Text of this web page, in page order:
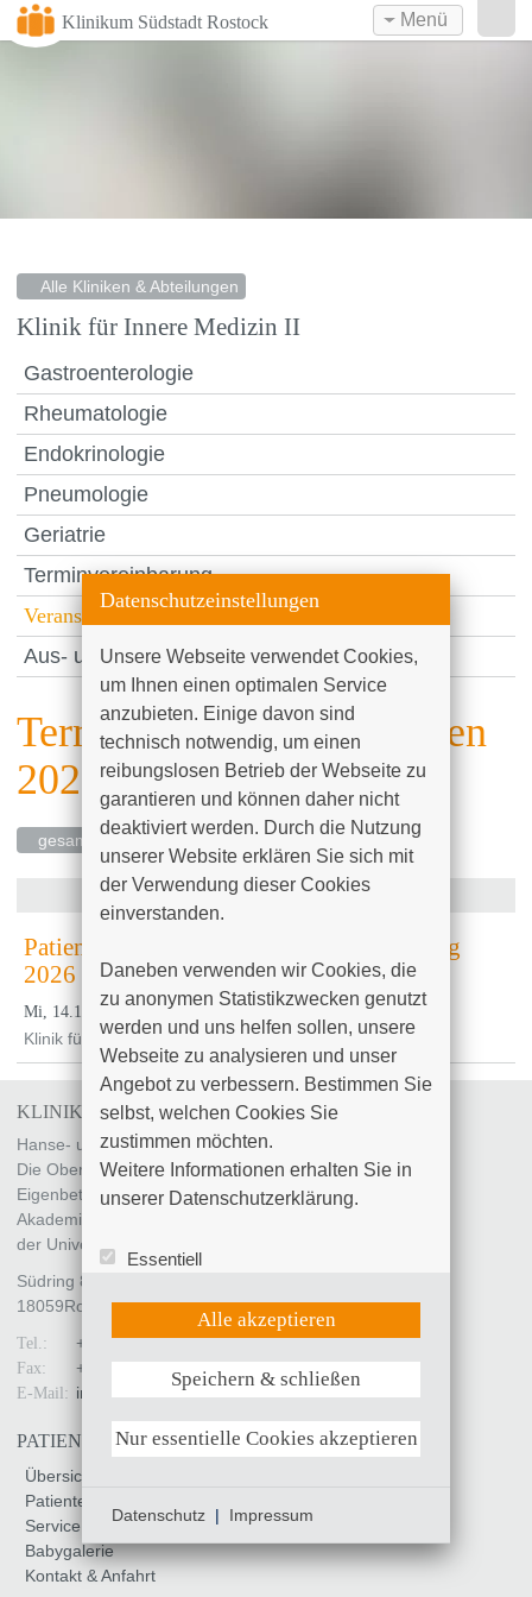
Klinikum Südstadt Rostock Menü
Alle Kliniken & Abteilungen
Klinik für Innere Medizin II
Gastroenterologie
Rheumatologie
Endokrinologie
Pneumologie
Geriatrie
Terminvereinbarung
Veranstaltungen und Termine
Aus- und Weiterbildung
Termine & Veranstaltungen
2026
gesamtes Jahr
Juli 2026
2. Hausärztetag Geriatrie
Mi, 01.07.2026, 15:00 Uhr bis 18:00 Uhr
Klinik für Innere Medizin II
Oktober 2026
Patientenveranstaltung zum Weltrheumatag
2026
Mi, 14.10.2026 , 14:00 Uhr
Klinik für Innere Medizin II
KLINIKUM SÜDSTADT ROSTOCK
Hanse- und Universitätsstadt Rostock
Die Oberbürgermeisterin
Eigenbetrieb „Klinikum Südstadt Rostock“
Akademisches Lehrkrankenhaus
der Universität Rostock
Südring 81
18059Rostock
Tel.: +49 (0)381 4401 - 0
Fax: +49 (0)381 4401 - 7799
E-Mail: info kliniksued-rostock
PATIENTEN & BESUCHER
Übersicht
Patienteninfo
Service & Unterstützung
Babygalerie
Kontakt & Anfahrt
Datenschutzeinstellungen
Unsere Webseite verwendet Cookies,
um Ihnen einen optimalen Service
anzubieten. Einige davon sind
technisch notwendig, um einen
reibungslosen Betrieb der Webseite zu
garantieren und können daher nicht
deaktiviert werden. Durch die Nutzung
unserer Website erklären Sie sich mit
der Verwendung dieser Cookies
einverstanden.
Daneben verwenden wir Cookies, die
zu anonymen Statistikzwecken genutzt
werden und uns helfen sollen, unsere
Webseite zu analysieren und unser
Angebot zu verbessern. Bestimmen Sie
selbst, welchen Cookies Sie
zustimmen möchten.
Weitere Informationen erhalten Sie in
unserer Datenschutzerklärung.
Essentiell
UX (Hotjar)
Weitere Informationen anzeigen
Alle akzeptieren
Speichern & schließen
Nur essentielle Cookies akzeptieren
Datenschutz | Impressum